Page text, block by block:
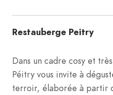
Restauberge Peitry
Dans un cadre cosy et
Péitry vous invite à
terroir, élaborée à partir